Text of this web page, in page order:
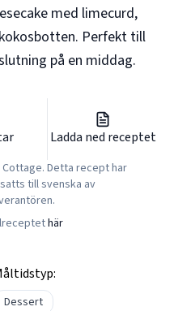
med limecurd,
Perfekt till
på en middag.
Ladda ned receptet
. Detta recept har
till svenska av
här
Dessert